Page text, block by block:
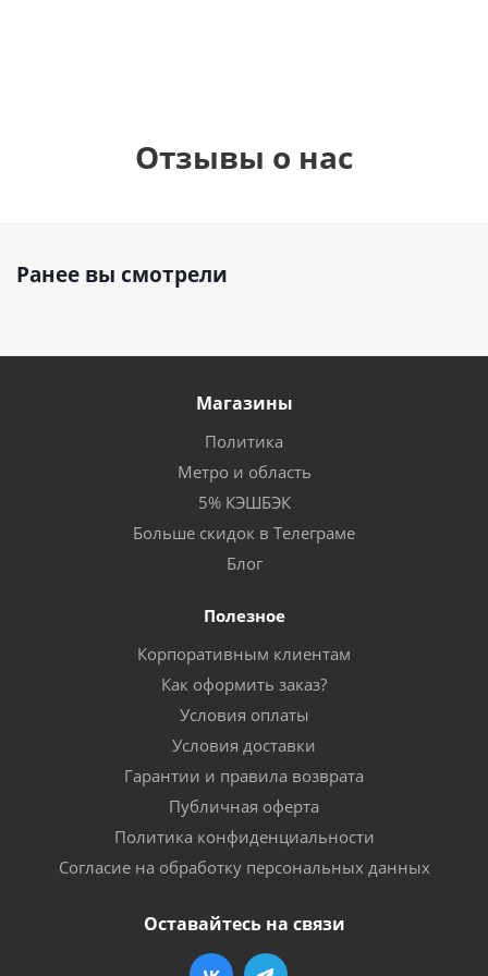
Отзывы о нас
Ранее вы смотрели
Магазины
Политика
Метро и область
5% КЭШБЭК
Больше скидок в Телеграме
Блог
Полезное
Корпоративным клиентам
Как оформить заказ?
Условия оплаты
Условия доставки
Гарантии и правила возврата
Публичная оферта
Политика конфиденциальности
Согласие на обработку персональных данных
Оставайтесь на связи